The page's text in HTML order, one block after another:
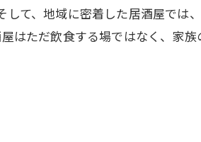
て、地域に密着した居酒屋では
はただ飲食する場ではなく、家族